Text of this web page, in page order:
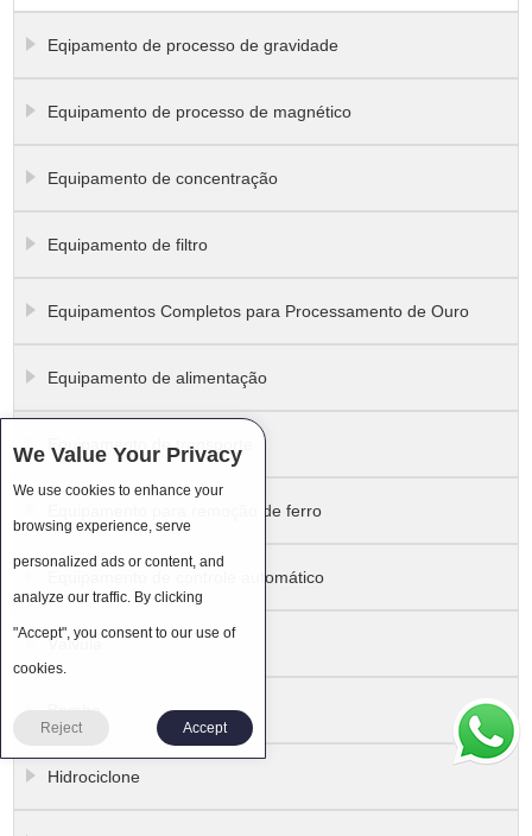
Eqipamento de processo de gravidade
Equipamento de processo de magnético
Equipamento de concentração
Equipamento de filtro
Equipamentos Completos para Processamento de Ouro
Equipamento de alimentação
Equipamento de transporte
Equipamento para remoção de ferro
Equipamento de controle automático
Válvula
Hidrociclone
We Value Your Privacy
We use cookies to enhance your
browsing experience, serve
personalized ads or content, and
analyze our traffic. By clicking
"Accept", you consent to our use of
cookies.
Reject Accept